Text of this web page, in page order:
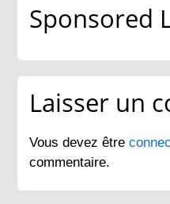
Sponsored
Laisser un
Vous devez être
commentaire.